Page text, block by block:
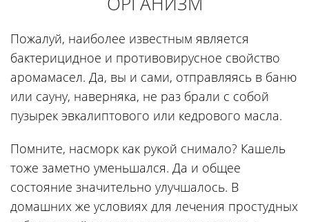
Пожалуй, наиболее известным является
бактерицидное и противовирусное свойство
аромамасел. Да, вы и сами, отправляясь в баню
или сауну, наверняка, не раз брали с собой
пузырек эвкалиптового или кедрового масла.
Помните, насморк как рукой снимало? Кашель
тоже заметно уменьшался. Да и общее
состояние значительно улучшалось. В
домашних же условиях для лечения простудных